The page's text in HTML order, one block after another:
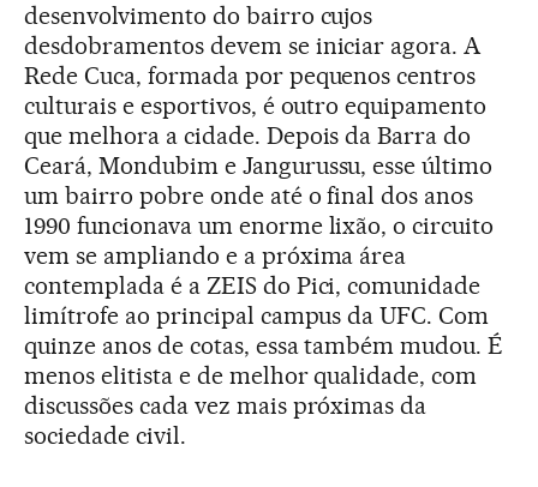
desenvolvimento do bairro cujos
desdobramentos devem se iniciar agora. A
Rede Cuca, formada por pequenos centros
culturais e esportivos, é outro equipamento
que melhora a cidade. Depois da Barra do
Ceará, Mondubim e Jangurussu, esse último
um bairro pobre onde até o final dos anos
1990 funcionava um enorme lixão, o circuito
vem se ampliando e a próxima área
contemplada é a ZEIS do Pici, comunidade
limítrofe ao principal campus da UFC. Com
quinze anos de cotas, essa também mudou. É
menos elitista e de melhor qualidade, com
discussões cada vez mais próximas da
sociedade civil.